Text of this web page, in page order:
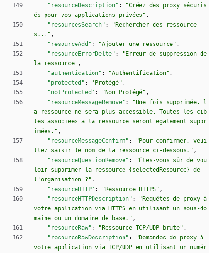
"resourceDescription" :
"Créez des proxy sécuris
és pour vos applications privées" ,
"resourcesSearch" :
"Rechercher des ressource
s..." ,
"resourceAdd" : "Ajouter une ressource" ,
"resourceErrorDelte" :
"Erreur de suppression de
la ressource" ,
"authentication" : "Authentification" ,
"protected" : "Protégé" ,
"notProtected" : "Non Protégé" ,
"resourceMessageRemove" :
"Une fois supprimée, l
a ressource ne sera plus accessible. Toutes les cib
les associées à la ressource seront également suppr
imées." ,
"resourceMessageConfirm" :
"Pour confirmer, veui
llez saisir le nom de la ressource ci-dessous." ,
"resourceQuestionRemove" :
"Êtes-vous sûr de vou
loir supprimer la ressource {selectedResource} de
l'organisation ?" ,
"resourceHTTP" : "Ressource HTTPS" ,
"resourceHTTPDescription" :
"Requêtes de proxy à
votre application via HTTPS en utilisant un sous-do
maine ou un domaine de base." ,
"resourceRaw" : "Ressource TCP/UDP brute" ,
"resourceRawDescription" :
"Demandes de proxy à
votre application via TCP/UDP en utilisant un numér